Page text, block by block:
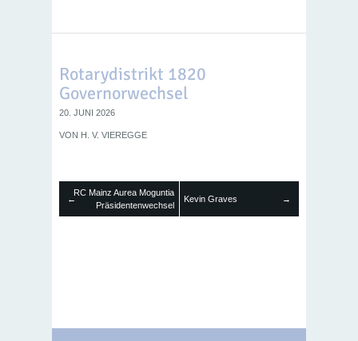
Rotarydistrikt 1820
Governorwechsel
20. JUNI 2026
VON H. V. VIEREGGE
←
RC Mainz Aurea Moguntia
Präsidentenwechsel
Kevin Graves →